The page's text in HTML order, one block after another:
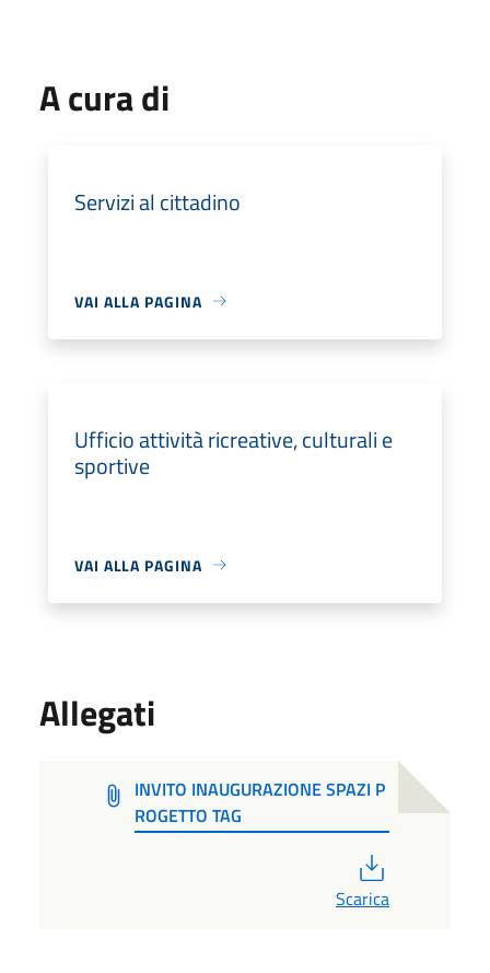
A cura di
Servizi al cittadino
VAI ALLA PAGINA
Ufficio attività ricreative, culturali e
sportive
VAI ALLA PAGINA
Allegati
INVITO INAUGURAZIONE SPAZI P
ROGETTO TAG
Scarica